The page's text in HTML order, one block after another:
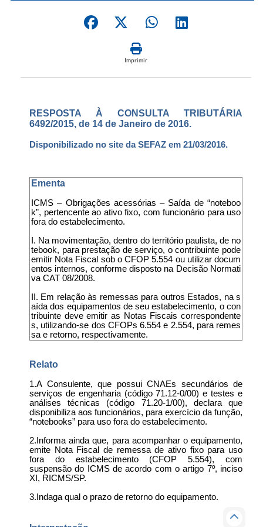
Imprimir
RESPOSTA À CONSULTA TRIBUTÁRIA
6492/2015, de 14 de Janeiro de 2016.
Disponibilizado no site da SEFAZ em 21/03/2016.
Ementa
ICMS – Obrigações acessórias – Saída de “noteboo
k”, pertencente ao ativo fixo, com funcionário para uso
fora do estabelecimento.
I. Na movimentação, dentro do território paulista, de no
tebook, para prestação de serviço, o contribuinte pode
emitir Nota Fiscal sob o CFOP 5.554 ou utilizar docum
entos internos, conforme disposto na Decisão Normati
va CAT 08/2008.
II. Em relação às remessas para outros Estados, na s
aída dos equipamentos de seu estabelecimento, o con
tribuinte deve emitir as Notas Fiscais correspondente
s, utilizando-se dos CFOPs 6.554 e 2.554, para remes
sa e retorno, respectivamente.
Relato
1.A Consulente, que possui CNAEs secundários de
serviços de engenharia (código 71.12-0/00) e testes e
análises técnicas (código 71.20-1/00), declara que
disponibiliza aos funcionários, para exercício da função,
“notebooks” para uso fora do estabelecimento.
2.Informa ainda que, para acompanhar o equipamento,
emite Nota Fiscal de remessa de ativo fixo para uso
fora do estabelecimento (CFOP 5.554), com
suspensão do ICMS de acordo com o artigo 7º, inciso
XI, RICMS/SP.
3.Indaga qual o prazo de retorno do equipamento.